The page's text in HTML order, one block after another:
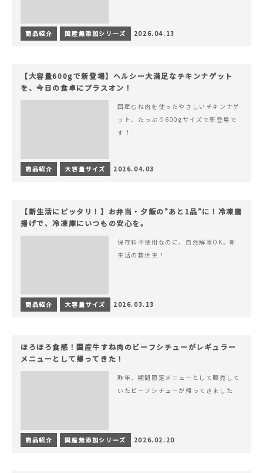
商品紹介 国産無添加シリーズ 2026.04.13
【大容量600gで新登場】ヘルシー大満足なチキンナゲット
を、今日の食卓にプラスオン！
国産むね肉を使ったやさしいチキンナゲ
ット、たっぷり600gサイズで新登場で
す！
商品紹介 大容量サイズ 2026.04.03
【新生活にピッタリ！】お弁当・夕飯の”あと1品”に！冷凍唐
揚げで、冷凍庫にいつもの安心を。
保存料不使用なのに、自然解凍OK。新
生活の救世主！
商品紹介 大容量サイズ 2026.03.13
ほろほろ食感！国産牛すね肉のビーフシチューがレギュラー
メニューとして帰ってきた！
昨年、期間限定メニューとして販売して
いたビーフシチューが帰ってきました
商品紹介 国産無添加シリーズ 2026.02.20